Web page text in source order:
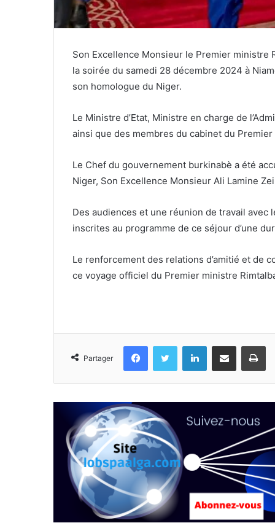
Son Excellence Monsieur le Premier ministre
la soirée du samedi 28 décembre 2024 à
son homologue du Niger.
Le Ministre d’Etat, Ministre en charge de
ainsi que des membres du cabinet du
Le Chef du gouvernement burkinabè a été
Niger, Son Excellence Monsieur Ali Lamine
Des audiences et une réunion de travail
inscrites au programme de ce séjour d’une
Le renforcement des relations d’amitié et de
ce voyage officiel du Premier ministre
Partager
FacebookTwitter LinkedinPartager par email